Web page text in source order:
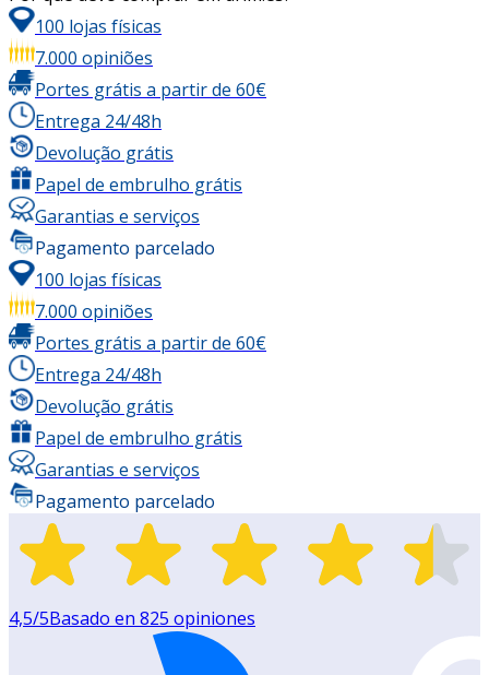
100 lojas físicas
7.000 opiniões
Portes grátis a partir de 60€
Entrega 24/48h
Devolução grátis
Papel de embrulho grátis
Garantias e serviços
Pagamento parcelado
100 lojas físicas
7.000 opiniões
Portes grátis a partir de 60€
Entrega 24/48h
Devolução grátis
Papel de embrulho grátis
Garantias e serviços
Pagamento parcelado
4,5/5Basado en 825 opiniones